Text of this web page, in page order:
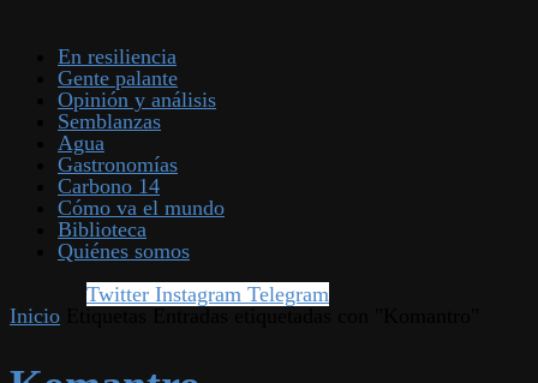
En resiliencia
Gente palante
Opinión y análisis
Semblanzas
Agua
Gastronomías
Carbono 14
Cómo va el mundo
Biblioteca
Quiénes somos
Twitter Instagram Telegram
Inicio